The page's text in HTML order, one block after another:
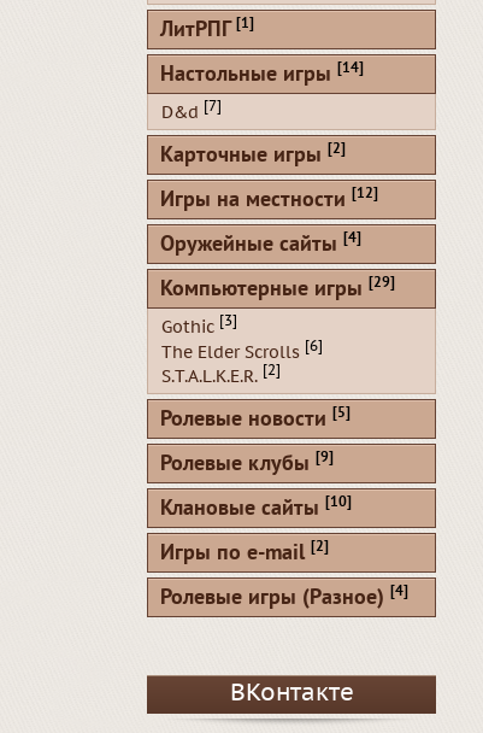
ЛитРПГ [1]
Настольные игры [14]
D&d [7]
Карточные игры [2]
Игры на местности [12]
Оружейные сайты [4]
Компьютерные игры [29]
Gothic [3]
The Elder Scrolls [6]
S.T.A.L.K.E.R. [2]
Ролевые новости [5]
Ролевые клубы [9]
Клановые сайты [10]
Игры по e-mail [2]
Ролевые игры (Разное) [4]
ВКонтакте